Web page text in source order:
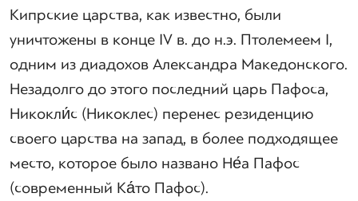
Кипрские царства, как известно, были
уничтожены в конце IV в. до н.э. Птолемеем I,
одним из диадохов Александра Македонского.
Незадолго до этого последний царь Пафоса,
Никокли́с (Никоклес) перенес резиденцию
своего царства на запад, в более подходящее
место, которое было названо Не́а Пафос
(современный Ка́то Пафос).